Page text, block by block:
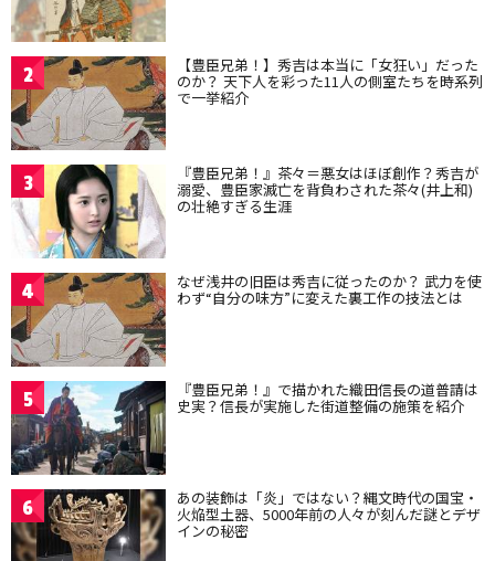
2 【豊臣兄弟！】秀吉は本当に「女狂い」だった
のか？ 天下人を彩った11人の側室たちを時系列
で一挙紹介
3 『豊臣兄弟！』茶々＝悪女はほぼ創作？秀吉が
溺愛、豊臣家滅亡を背負わされた茶々(井上和)
の壮絶すぎる生涯
4 なぜ浅井の旧臣は秀吉に従ったのか？ 武力を使
わず“自分の味方”に変えた裏工作の技法とは
5 『豊臣兄弟！』で描かれた織田信長の道普請は
史実？信長が実施した街道整備の施策を紹介
6 あの装飾は「炎」ではない？縄文時代の国宝・
火焔型土器、5000年前の人々が刻んだ謎とデザ
インの秘密